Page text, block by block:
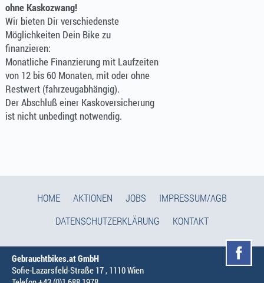
ohne Kaskozwang!
Wir bieten Dir verschiedenste
Möglichkeiten Dein Bike zu
finanzieren:
Monatliche Finanzierung mit Laufzeiten
von 12 bis 60 Monaten, mit oder ohne
Restwert (fahrzeugabhängig).
Der Abschluß einer Kaskoversicherung
ist nicht unbedingt notwendig.
HOME AKTIONEN JOBS
IMPRESSUM/AGB
DATENSCHUTZERKLÄRUNG
KONTAKT
Gebrauchtbikes.at GmbH
Sofie-Lazarsfeld-Straße 17 , 1110 Wien